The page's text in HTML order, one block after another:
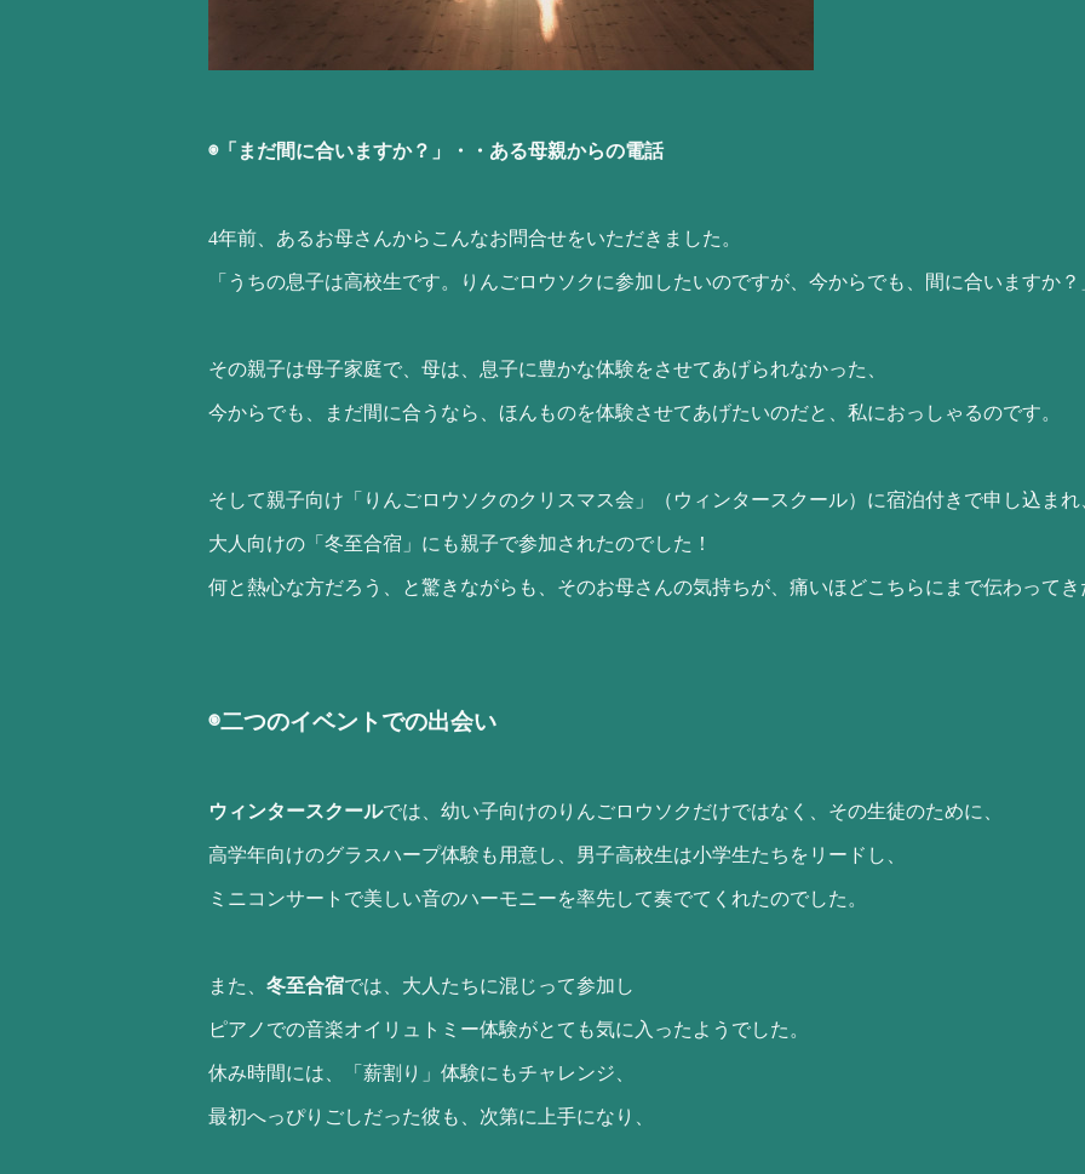
◉「まだ間に合いますか？」・・ある母親からの電話
4年前、あるお母さんからこんなお問合せをいただきました。
「うちの息子は高校生です。りんごロウソクに参加したいのですが、今からでも、間に合いますか？
その親子は母子家庭で、母は、息子に豊かな体験をさせてあげられなかった、
今からでも、まだ間に合うなら、ほんものを体験させてあげたいのだと、私におっしゃるのです。
そして親子向け「りんごロウソクのクリスマス会」（ウィンタースクール）に宿泊付きで申し込まれ
大人向けの「冬至合宿」にも親子で参加されたのでした！
何と熱心な方だろう、と驚きながらも、そのお母さんの気持ちが、痛いほどこちらにまで伝わってき
◉二つのイベントでの出会い
ウィンタースクールでは、幼い子向けのりんごロウソクだけではなく、その生徒のために、
高学年向けのグラスハープ体験も用意し、男子高校生は小学生たちをリードし、
ミニコンサートで美しい音のハーモニーを率先して奏でてくれたのでした。
また、 冬至合宿では、大人たちに混じって参加し
ピアノでの音楽オイリュトミー体験がとても気に入ったようでした。
休み時間には、「薪割り」体験にもチャレンジ、
最初へっぴりごしだった彼も、次第に上手になり、